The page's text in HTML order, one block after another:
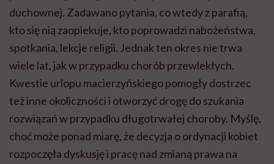
duchownej. Zadawano pytania, co wtedy z parafią,
kto się nią zaopiekuje, kto poprowadzi nabożeństwa,
spotkania, lekcje religii. Jednak ten okres nie trwa
wiele lat, jak w przypadku chorób przewlekłych.
Kwestie urlopu macierzyńskiego pomogły dostrzec
też inne okoliczności i otworzyć drogę do szukania
rozwiązań w przypadku długotrwałej choroby. Myślę,
choć może ponad miarę, że decyzja o ordynacji kobiet
rozpoczęła dyskusję i pracę nad zmianą prawa na